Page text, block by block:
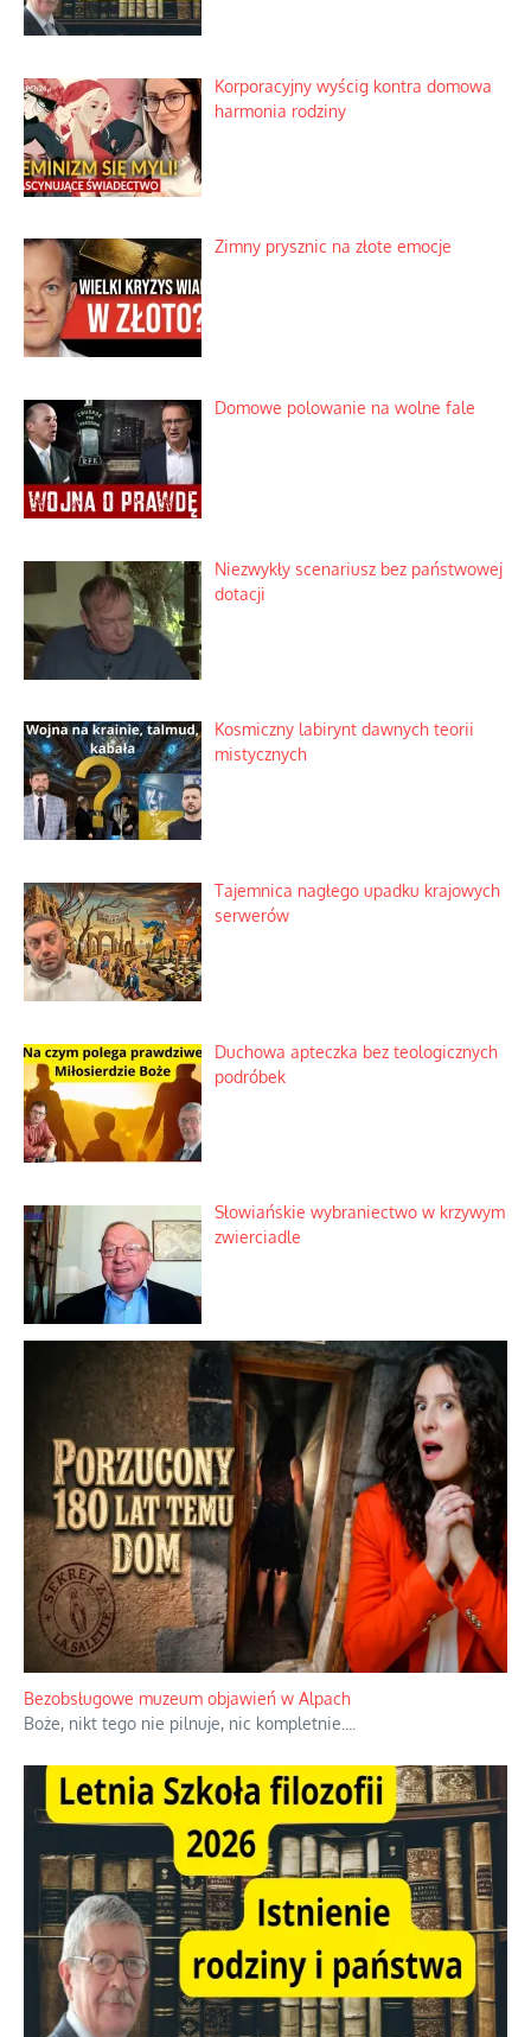
Korporacyjny wyścig kontra domowa
harmonia rodziny
Zimny prysznic na złote emocje
Domowe polowanie na wolne fale
Niezwykły scenariusz bez państwowej
dotacji
Kosmiczny labirynt dawnych teorii
mistycznych
Tajemnica nagłego upadku krajowych
serwerów
Duchowa apteczka bez teologicznych
podróbek
Słowiańskie wybraniectwo w krzywym
zwierciadle
Bezobsługowe muzeum objawień w Alpach
Boże, nikt tego nie pilnuje, nic kompletnie.